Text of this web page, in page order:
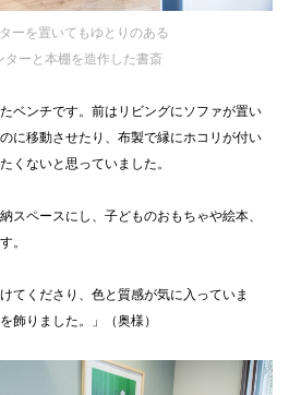
ーを置いてもゆとりのある
ターと本棚を造作した書斎
ベンチです。前はリビングにソファが置い
に移動させたり、布製で縁にホコリが付い
くないと思っていました。
スペースにし、子どものおもちゃや絵本、
。
てくださり、色と質感が気に入っていま
飾りました。」（奥様）